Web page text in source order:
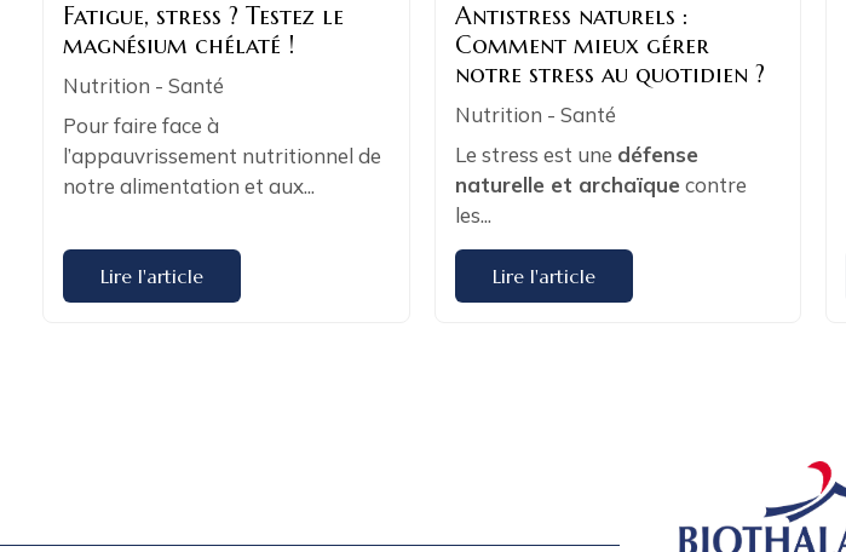
Fatigue, stress ? Testez le
magnésium chélaté !
Nutrition - Santé
Pour faire face à
l’appauvrissement nutritionnel de
notre alimentation et aux...
Lire l'article
Antistress naturels :
Comment mieux gérer
notre stress au quotidien ?
Nutrition - Santé
Le stress est une défense
naturelle et archaïque contre
les...
Lire l'article